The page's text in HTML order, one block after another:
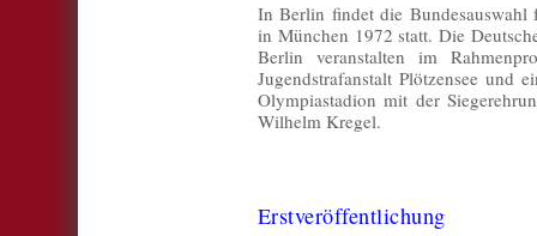
In Berlin findet die Bundesauswahl
in München 1972 statt. Die
Berlin veranstalten im
Jugendstrafanstalt Plötzensee und
Olympiastadion mit der
Wilhelm Kregel.
Erstveröffentlichung